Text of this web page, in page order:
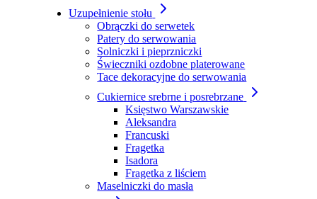
Uzupełnienie stołu
Obrączki do serwetek
Patery do serwowania
Solniczki i pieprzniczki
Świeczniki ozdobne platerowane
Tace dekoracyjne do serwowania
Cukiernice srebrne i posrebrzane
Księstwo Warszawskie
Aleksandra
Francuski
Fragetka
Isadora
Fragetka z liściem
Maselniczki do masła